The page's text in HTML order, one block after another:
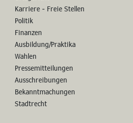
Standesamt
Ortsgericht
Karriere - Freie Stellen
Politik
Finanzen
Ausbildung/Praktika
Wahlen
Pressemitteilungen
Ausschreibungen